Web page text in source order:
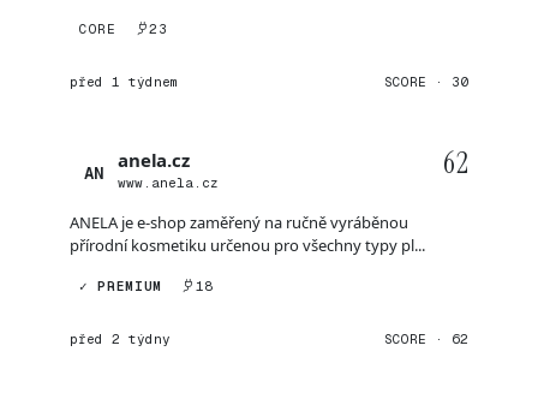
CORE 23
před 1 týdnem SCORE · 30
AN
anela.cz
www.anela.cz
62
ANELA je e-shop zaměřený na ručně vyráběnou
přírodní kosmetiku určenou pro všechny typy pl...
✓ PREMIUM 18
před 2 týdny SCORE · 62